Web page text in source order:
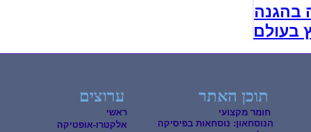
בהגנה
ערוצים
ראשי
אלקטרו-אופטיקה
תוכן האתר
חומר מקצועי
הנוסחאון: נוסחאות בפיסיקה